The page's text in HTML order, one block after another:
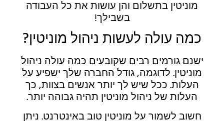
מוניטין בתשלום והן עושות את כל העבודה
בשבילך!
כמה עולה לעשות ניהול מוניטין?
ישנם גורמים רבים שקובעים כמה עולה ניהול
מוניטין. לדוגמה, גודל החברה שלך ישפיע על
העלות. ככל שיש לך יותר אנשים בצוות, כך
העלות של ניהול מוניטין תהיה גבוהה יותר.